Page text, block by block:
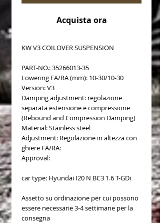
Acquista ora
KW V3 COILOVER SUSPENSION
PART-NO.: 35266013-35
Lowering FA/RA (mm): 10-30/10-30
Version: V3
Damping adjustment: regolazione
separata estensione e compressione
(Rebound and Compression Damping)
Material: Stainless steel
Adjustment: Regolazione in altezza con
ghiere FA/RA:
Approval:
car type: Hyundai I20 N BC3 1.6 T-GDi
Assetto su ordinazione per cui possono
essere necessarie 3-4 settimane per la
consegna